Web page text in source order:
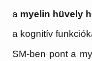
a myelin hüvely
a kognitív
SM-ben pont a